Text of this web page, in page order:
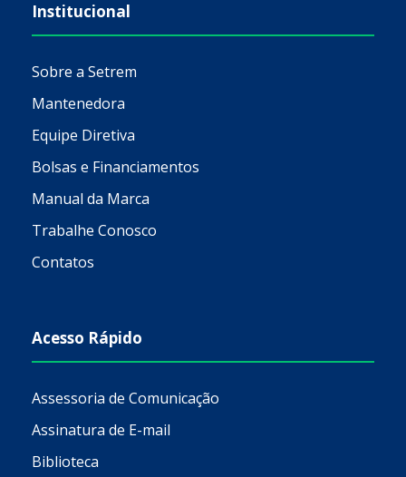
Institucional
Sobre a Setrem
Mantenedora
Equipe Diretiva
Bolsas e Financiamentos
Manual da Marca
Trabalhe Conosco
Contatos
Acesso Rápido
Assessoria de Comunicação
Assinatura de E-mail
Biblioteca